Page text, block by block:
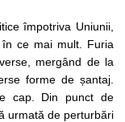
împotriva Uniunii,
ce mai mult. Furia
mergând de la
forme de șantaj.
cap. Din punct de
urmată de perturbări